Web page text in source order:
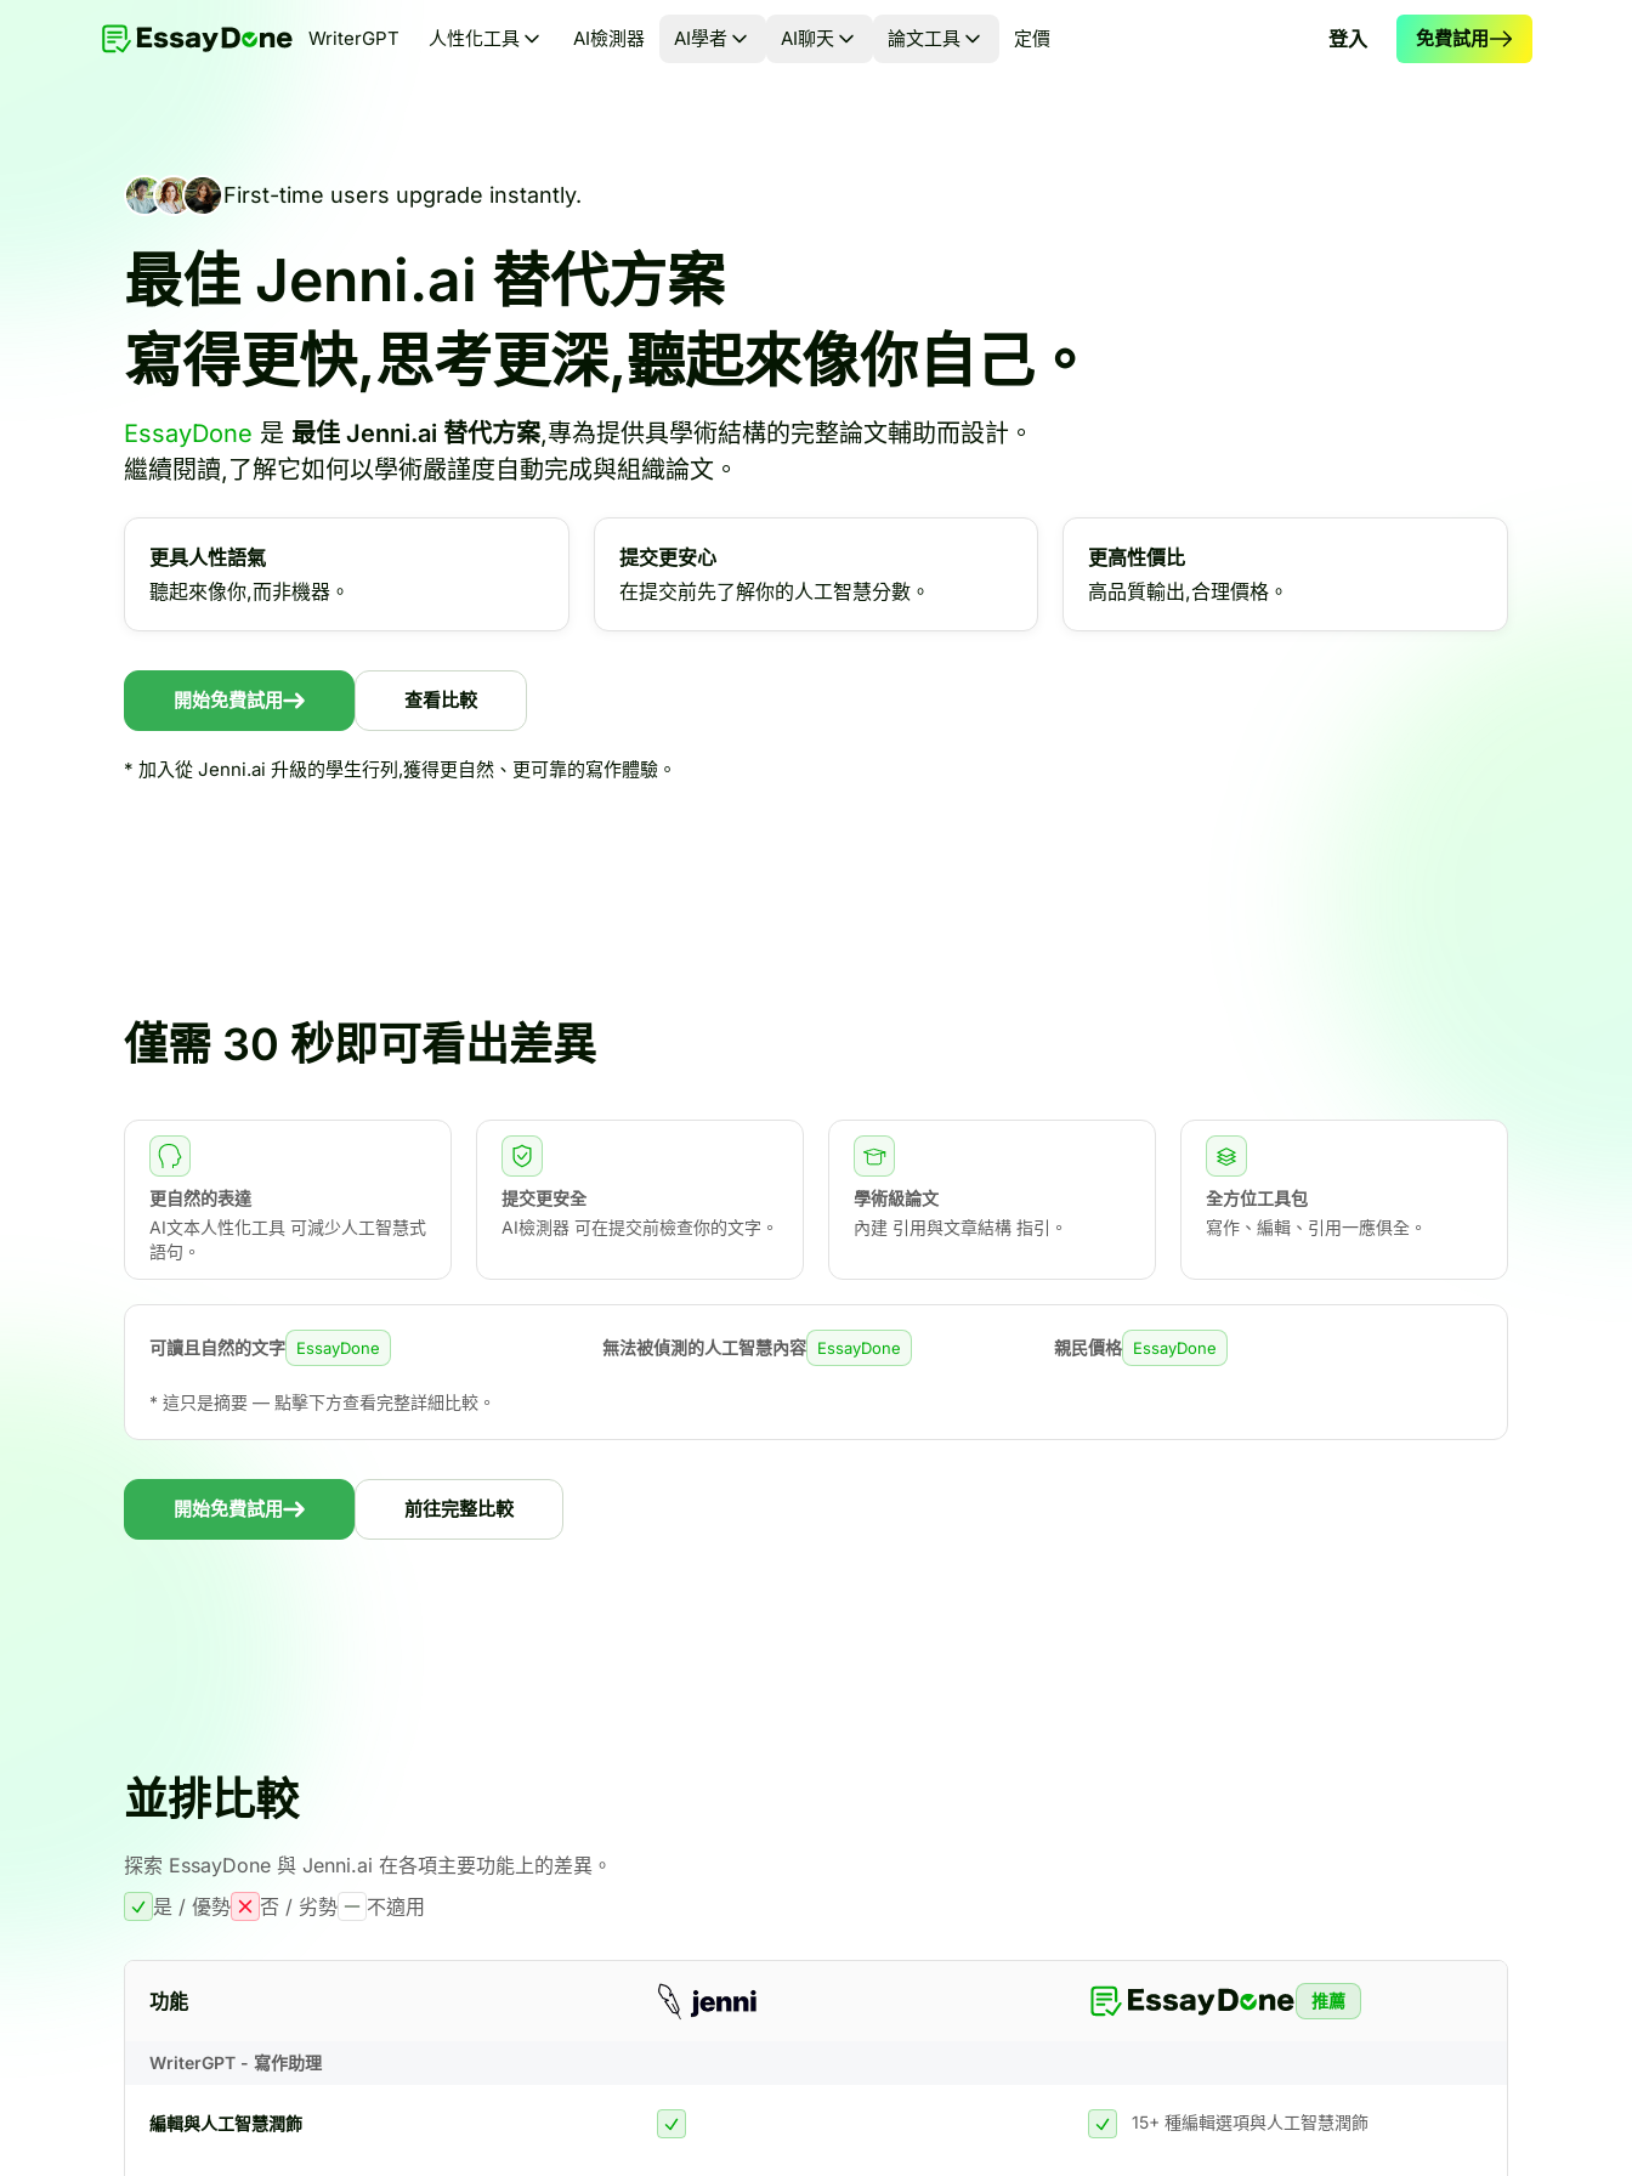
WriterGPT 人性化工具 AI檢測器 AI學者 AI聊天 論文工具 定價 登入 免費試用
First-time users upgrade instantly.
最佳 Jenni.ai 替代方案
寫得更快,思考更深,聽起來像你自己。
EssayDone 是 最佳 Jenni.ai 替代方案,專為提供具學術結構的完整論文輔助而設計。
繼續閱讀,了解它如何以學術嚴謹度自動完成與組織論文。
更具人性語氣
聽起來像你,而非機器。
提交更安心
在提交前先了解你的人工智慧分數。
更高性價比
高品質輸出,合理價格。
開始免費試用 查看比較
* 加入從 Jenni.ai 升級的學生行列,獲得更自然、更可靠的寫作體驗。
僅需 30 秒即可看出差異
更自然的表達
AI文本人性化工具 可減少人工智慧式
語句。
提交更安全
AI檢測器 可在提交前檢查你的文字。
學術級論文
內建 引用與文章結構 指引。
全方位工具包
寫作、編輯、引用一應俱全。
可讀且自然的文字 EssayDone 無法被偵測的人工智慧內容 EssayDone 親民價格 EssayDone
* 這只是摘要 — 點擊下方查看完整詳細比較。
開始免費試用 前往完整比較
並排比較
探索 EssayDone 與 Jenni.ai 在各項主要功能上的差異。
是 / 優勢
否 / 劣勢 不適用
功能 推薦
WriterGPT - 寫作助理
編輯與人工智慧潤飾 15+ 種編輯選項與人工智慧潤飾